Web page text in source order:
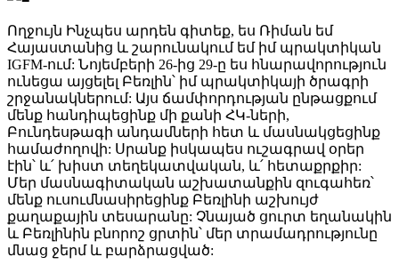
Ողջույն Ինչպես արդեն գիտեք, ես Ռիման եմ
Հայաստանից և շարունակում եմ իմ պրակտիկան
IGFM-ում: Նոյեմբերի 26-ից 29-ը ես հնարավորություն
ունեցա այցելել Բեռլին՝ իմ պրակտիկայի ծրագրի
շրջանակներում: Այս ճամփորդության ընթացքում
մենք հանդիպեցինք մի քանի ՀԿ-ների,
Բունդեսթագի անդամների հետ և մասնակցեցինք
համաժողովի: Սրանք իսկապես ուշագրավ օրեր
էին՝ և՛ խիստ տեղեկատվական, և՛ հետաքրքիր:
Մեր մասնագիտական ​​աշխատանքին զուգահեռ՝
մենք ուսումնասիրեցինք Բեռլինի աշխույժ
քաղաքային տեսարանը: Չնայած ցուրտ եղանակին
և Բեռլինին բնորոշ ցրտին՝ մեր տրամադրությունը
մնաց ջերմ և բարձրացված: